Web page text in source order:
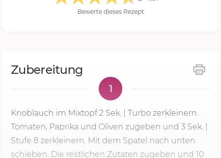
Bewerte dieses Rezept
Zubereitung
1
Knoblauch im Mixtopf2 Sek.
| Turbo zerkleinern.
Tomaten, Paprika und Oliven zugeben und 3 Sek. |
Stufe 8 zerkleinern. Mit dem Spatel nach unten
schieben. Die restlichen Zutaten zugeben und 10